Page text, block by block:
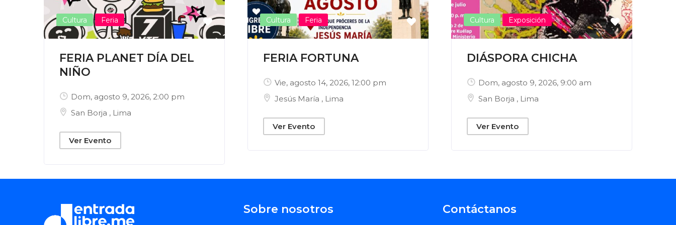
Cultura Feria
FERIA PLANET DÍA DEL
NIÑO
Dom, agosto 9, 2026, 2:00 pm
San Borja , Lima
Ver Evento
Cultura Feria
FERIA FORTUNA
Vie, agosto 14, 2026, 12:00 pm
Jesús María , Lima
Ver Evento
Cultura Exposición
DIÁSPORA CHICHA
Dom, agosto 9, 2026, 9:00 am
San Borja , Lima
Ver Evento
Sobre nosotros Contáctanos